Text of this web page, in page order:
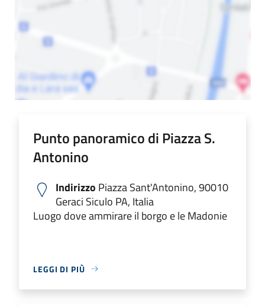
Punto panoramico di Piazza S.
Antonino
Indirizzo Piazza Sant'Antonino, 90010
Geraci Siculo PA, Italia
Luogo dove ammirare il borgo e le Madonie
LEGGI DI PIÙ